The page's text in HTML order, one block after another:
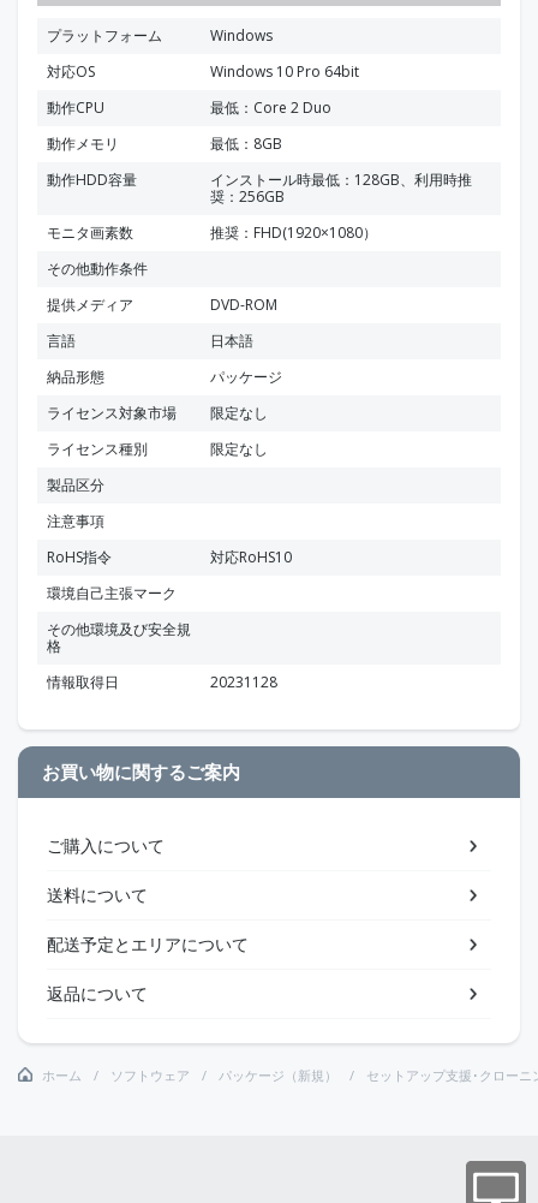
プラットフォーム
Windows
対応OS
Windows 10 Pro 64bit
動作CPU
最低：Core 2 Duo
動作メモリ
最低：8GB
動作HDD容量
インストール時最低：128GB、利用時推
奨：256GB
モニタ画素数
推奨：FHD(1920×1080）
その他動作条件
提供メディア
DVD-ROM
言語
日本語
納品形態
パッケージ
ライセンス対象市場
限定なし
ライセンス種別
限定なし
製品区分
注意事項
RoHS指令
対応RoHS10
環境自己主張マーク
その他環境及び安全規
格
情報取得日
20231128
お買い物に関するご案内
ご購入について
送料について
配送予定とエリアについて
返品について
ホーム ソフトウェア パッケージ（新規） セットアップ支援･クローニ